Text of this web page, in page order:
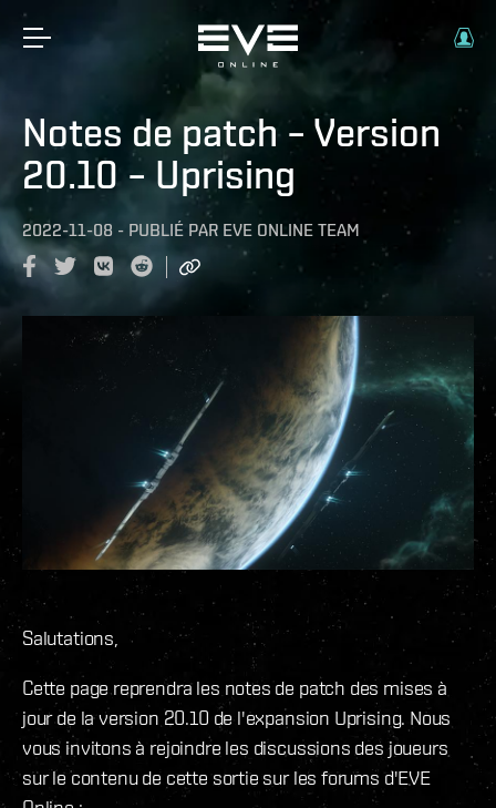
Notes de patch – Version
20.10 – Uprising
2022-11-08 - PUBLIÉ PAR EVE ONLINE TEAM
Salutations,
Cette page reprendra les notes de patch des mises à
jour de la version 20.10 de l'expansion Uprising. Nous
vous invitons à rejoindre les discussions des joueurs
sur le contenu de cette sortie sur les forums d'EVE